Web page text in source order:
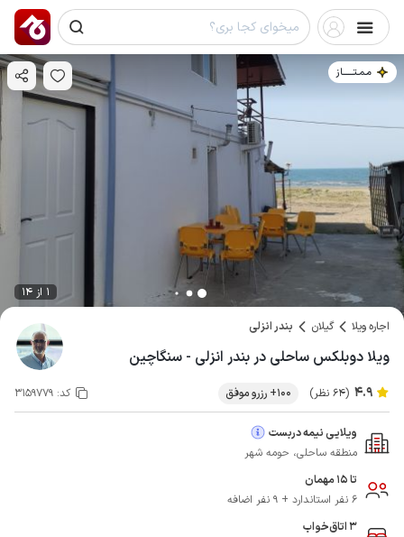
مـمـتــــــاز
1 از 14
اجاره ویلا گیلان بندر انزلی
ویلا دوبلکس ساحلی در بندر انزلی - سنگاچین
4.9 (64 نظر) 100+ رزرو موفق کد: 3159779
ویلایی نیمه دربست
منطقه ساحلی، حومه شهر
تا 15 مهمان
6 نفر استاندارد + 9 نفر اضافه
3 اتاق‌خواب